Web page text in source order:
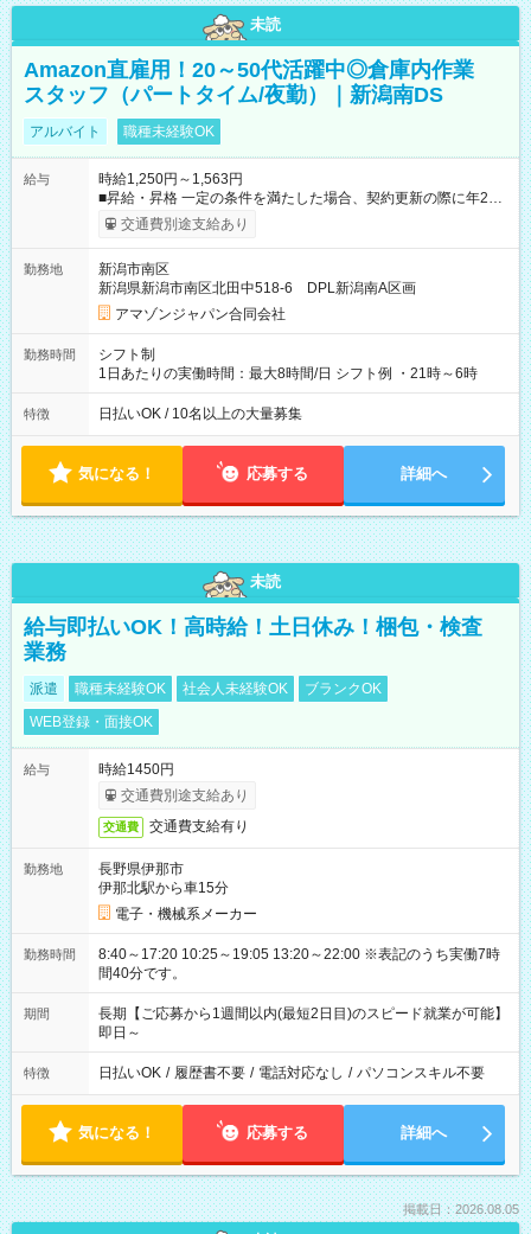
未読
Amazon直雇用！20～50代活躍中◎倉庫内作業
スタッフ（パートタイム/夜勤）｜新潟南DS
アルバイト 職種未経験OK
給与
時給1,250円～1,563円
■昇給・昇格 一定の条件を満たした場合、契約更新の際に年2回
まで昇給の機会があります。 ■正社員登用制度あり ※月末締/翌
月25日支払い ※時間外手当、別途支給 ※深夜割増賃金 (22:00～
☆Amazon直雇用で安定して働けます！ 【試用期間】試用期間
あり 試用期間の長さ：1週間 雇用形態、給与は本採用時と同じ
です。
交通費別途支給あり
勤務地
新潟市南区
新潟県新潟市南区北田中518-6 DPL新潟南A区画
アマゾンジャパン合同会社
勤務時間
シフト制
1日あたりの実働時間：最大8時間/日 シフト例 ・21時～6時
特徴 日払いOK / 10名以上の大量募集
気になる！ 応募する 詳細へ
未読
給与即払いOK！高時給！土日休み！梱包・検査
業務
派遣 職種未経験OK 社会人未経験OK
ブランクOK
WEB登録・面接OK
給与
時給1450円
交通費別途支給あり
交通費 交通費支給有り
勤務地
長野県伊那市
伊那北駅から車15分
電子・機械系メーカー
勤務時間
8:40～17:20 10:25～19:05 13:20～22:00 ※表記のうち実働7時
間40分です。
期間
長期【ご応募から1週間以内(最短2日目)のスピード就業が可能】
即日～
特徴 日払いOK / 履歴書不要 / 電話対応なし / パソコンスキル不要
気になる！ 応募する 詳細へ
掲載日：2026.08.05